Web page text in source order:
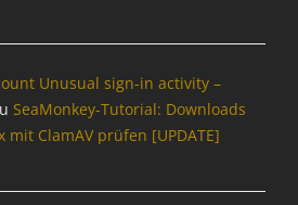
Unusual sign-in activity –
SeaMonkey-Tutorial: Downloads
ClamAV prüfen [UPDATE]